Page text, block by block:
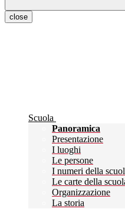
close
Scuola
Panoramica
Presentazione
I luoghi
Le persone
I numeri della
Le carte della
Organizzazione
La storia